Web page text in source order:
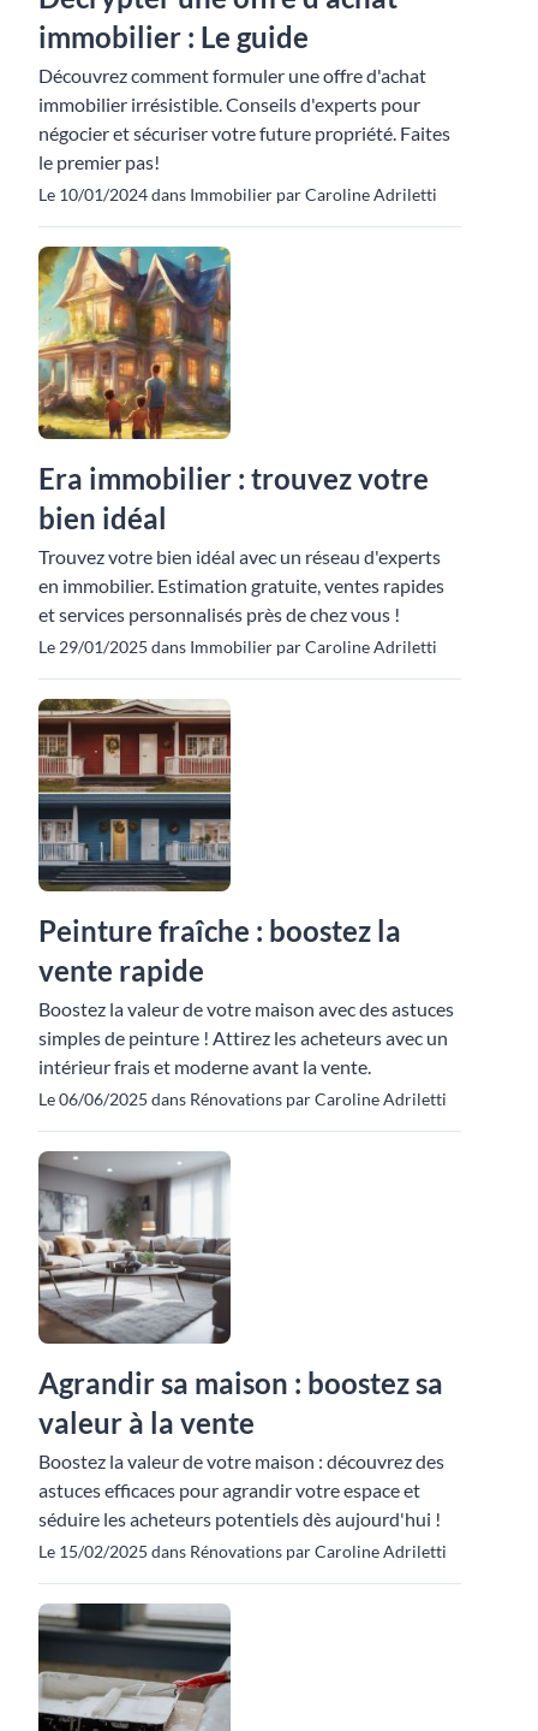
immobilier : Le guide
Découvrez comment formuler une offre d'achat
immobilier irrésistible. Conseils d'experts pour
négocier et sécuriser votre future propriété. Faites
le premier pas!
Le 10/01/2024 dans Immobilier par Caroline Adriletti
Era immobilier : trouvez votre
bien idéal
Trouvez votre bien idéal avec un réseau d'experts
en immobilier. Estimation gratuite, ventes rapides
et services personnalisés près de chez vous !
Le 29/01/2025 dans Immobilier par Caroline Adriletti
Peinture fraîche : boostez la
vente rapide
Boostez la valeur de votre maison avec des astuces
simples de peinture ! Attirez les acheteurs avec un
intérieur frais et moderne avant la vente.
Le 06/06/2025 dans Rénovations par Caroline Adriletti
Agrandir sa maison : boostez sa
valeur à la vente
Boostez la valeur de votre maison : découvrez des
astuces efficaces pour agrandir votre espace et
séduire les acheteurs potentiels dès aujourd'hui !
Le 15/02/2025 dans Rénovations par Caroline Adriletti